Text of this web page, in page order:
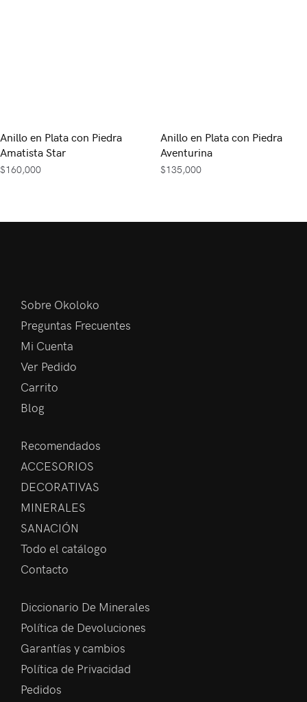
Anillo en Plata con Piedra
Amatista Star
$160,000
Anillo en Plata con Piedra
Aventurina
$135,000
Sobre Okoloko
Preguntas Frecuentes
Mi Cuenta
Ver Pedido
Carrito
Blog
Recomendados
ACCESORIOS
DECORATIVAS
MINERALES
SANACIÓN
Todo el catálogo
Contacto
Diccionario De Minerales
Política de Devoluciones
Garantías y cambios
Política de Privacidad
Pedidos